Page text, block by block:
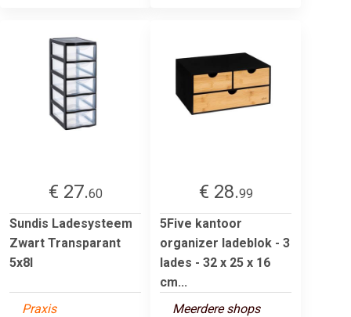
€ 27.60
Sundis Ladesysteem
Zwart Transparant
5x8l
Praxis
€ 28.99
5Five kantoor
organizer ladeblok - 3
lades - 32 x 25 x 16
cm...
Meerdere shops